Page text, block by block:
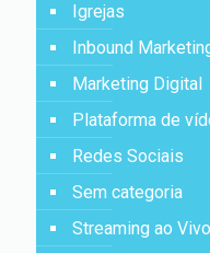
Igrejas
Inbound
Marketing Digital
Plataforma de
Redes Sociais
Sem categoria
Streaming ao Vivo